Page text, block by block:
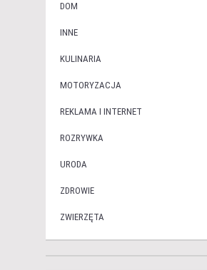
DOM
INNE
KULINARIA
MOTORYZACJA
REKLAMA I INTERNET
ROZRYWKA
URODA
ZDROWIE
ZWIERZĘTA